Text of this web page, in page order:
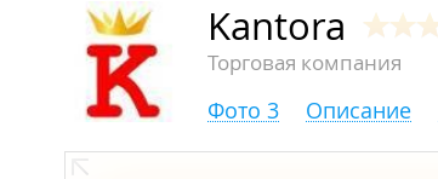
Kantora
Торговая компания
Фото 3 Описание